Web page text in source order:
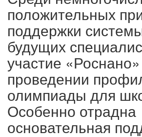
положительных
поддержки
будущих
участие
проведении
олимпиады для
Особенно отрадна
основательная